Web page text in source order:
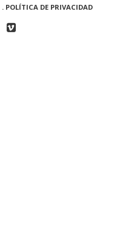
. POLÍTICA DE PRIVACIDAD